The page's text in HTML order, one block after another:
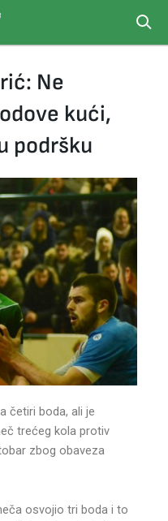
Ne
kući,
podršku
četiri boda, ali je
trećeg kola protiv
zbog obaveza
osvojio tri boda i to